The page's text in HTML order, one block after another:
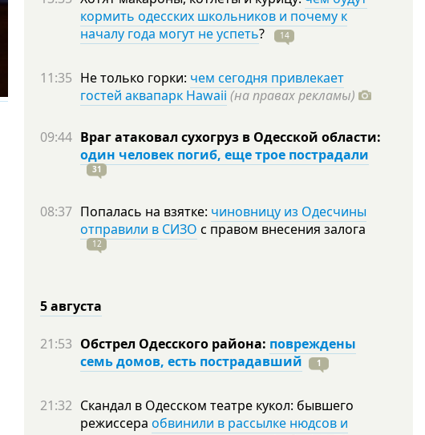
кормить одесских школьников и почему к
началу года могут не успеть? 14
11:35 Не только горки: чем сегодня привлекает
гостей аквапарк Hawaii (на правах рекламы)
09:44 Враг атаковал сухогруз в Одесской области:
один человек погиб, еще трое пострадали
31
08:37 Попалась на взятке: чиновницу из Одесчины
отправили в СИЗО с правом внесения залога
12
5 августа
21:53 Обстрел Одесского района: повреждены
семь домов, есть пострадавший
1
21:32 Скандал в Одесском театре кукол: бывшего
режиссера обвинили в рассылке нюдсов и